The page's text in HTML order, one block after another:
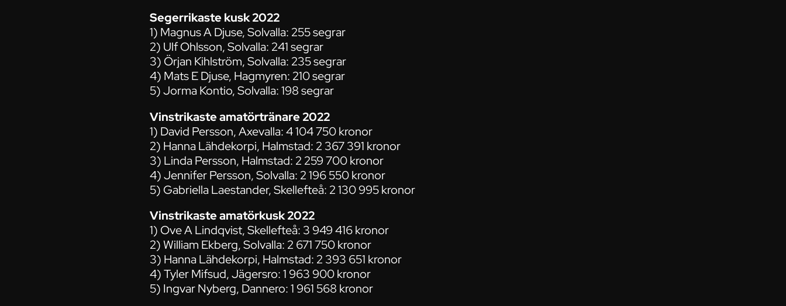
Segerrikaste kusk 2022
1) Magnus A Djuse, Solvalla: 255 segrar
2) Ulf Ohlsson, Solvalla: 241 segrar
3) Örjan Kihlström, Solvalla: 235 segrar
4) Mats E Djuse, Hagmyren: 210 segrar
5) Jorma Kontio, Solvalla: 198 segrar
Vinstrikaste amatörtränare 2022
1) David Persson, Axevalla: 4 104 750 kronor
2) Hanna Lähdekorpi, Halmstad: 2 367 391 kronor
3) Linda Persson, Halmstad: 2 259 700 kronor
4) Jennifer Persson, Solvalla: 2 196 550 kronor
5) Gabriella Laestander, Skellefteå: 2 130 995 kronor
Vinstrikaste amatörkusk 2022
1) Ove A Lindqvist, Skellefteå: 3 949 416 kronor
2) William Ekberg, Solvalla: 2 671 750 kronor
3) Hanna Lähdekorpi, Halmstad: 2 393 651 kronor
4) Tyler Mifsud, Jägersro: 1 963 900 kronor
5) Ingvar Nyberg, Dannero: 1 961 568 kronor